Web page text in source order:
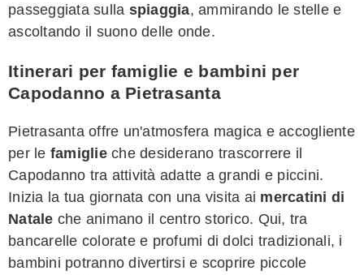
passeggiata sulla spiaggia, ammirando le stelle e
ascoltando il suono delle onde.
Itinerari per famiglie e bambini per
Capodanno a Pietrasanta
Pietrasanta offre un'atmosfera magica e accogliente
per le famiglieche desiderano trascorrere il
Capodanno tra attività adatte a grandi e piccini.
Inizia la tua giornata con una visita ai mercatini di
Natale che animano il centro storico. Qui, tra
bancarelle colorate e profumi di dolci tradizionali, i
bambini potranno divertirsi e scoprire piccole